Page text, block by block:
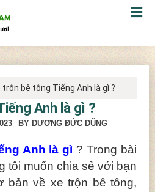
trộn bê tông Tiếng Anh là gì ?
Anh là gì ?
BY DƯƠNG ĐỨC DŨNG
Anh là gì ? Trong bài
tôi muốn chia sẻ với bạn
bản về xe trộn bê tông,